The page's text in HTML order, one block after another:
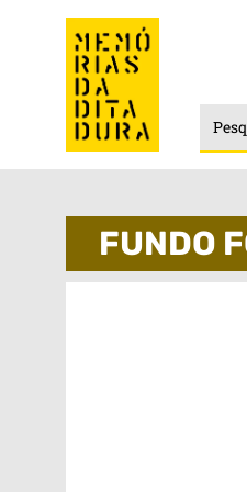
FUNDO